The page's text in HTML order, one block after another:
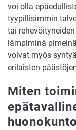
voi olla
tyypillisimmin
tai
lämpiminä
voivat myös
erilaisten
Miten